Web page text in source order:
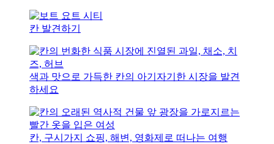
칸 발견하기
색과 맛으로 가득한 칸의 아기자기한 시장을 발견
하세요
칸, 구시가지 쇼핑, 해변, 영화제로 떠나는 여행